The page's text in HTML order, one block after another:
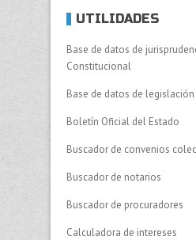
UTILIDADES
Base de datos de
Constitucional
Base de datos de legislación
Boletín Oficial del Estado
Buscador de convenios
Buscador de notarios
Buscador de procuradores
Calculadora de intereses